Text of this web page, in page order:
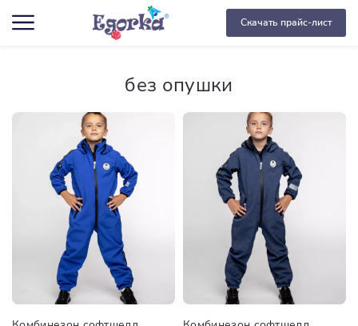
Скачать прайс-лист
без опушки